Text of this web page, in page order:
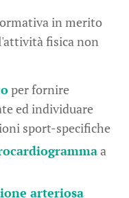
in merito
fisica non
per fornire
ed individuare
sport-specifiche
a
arteriosa